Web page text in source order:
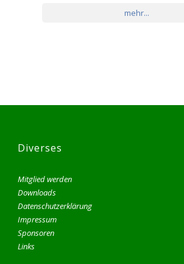
mehr...
Diverses
Mitglied werden
Downloads
Datenschutzerklärung
Impressum
Sponsoren
Links